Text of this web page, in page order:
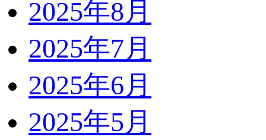
2025年8月
2025年7月
2025年6月
2025年5月